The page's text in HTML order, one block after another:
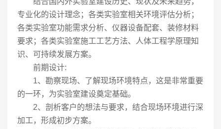
专业化的设计理念；各类实验室相关环境评估分析；
各类实验室功能需求分析、仪器设备配套、装修材料
要求；各类实验室施工工艺方法、人体工程学原理知
识、可持续发展方案。
前期设计:
1、勘察现场、了解现场环境特点，这是非常重要
的一环，为实验室建设奠定基础。
2、剖析客户的想法与要求，结合现场环境进行深
加工，形成初步方案。